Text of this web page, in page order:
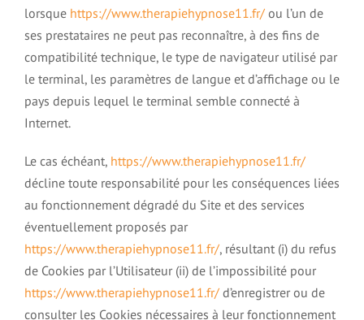
lorsque https://www.therapiehypnose11.fr/ou l’un de
ses prestataires ne peut pas reconnaître, à des fins de
compatibilité technique, le type de navigateur utilisé par
le terminal, les paramètres de langue et d’affichage ou le
pays depuis lequel le terminal semble connecté à
Internet.
Le cas échéant, https://www.therapiehypnose11.fr/
décline toute responsabilité pour les conséquences liées
au fonctionnement dégradé du Site et des services
éventuellement proposés par
https://www.therapiehypnose11.fr/, résultant (i) du refus
de Cookies par l’Utilisateur (ii) de l’impossibilité pour
https://www.therapiehypnose11.fr/d’enregistrer ou de
consulter les Cookies nécessaires à leur fonctionnement